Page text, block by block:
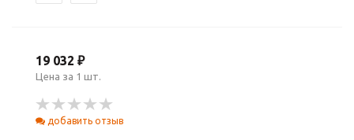
19 032 ₽
Цена за 1 шт.
добавить отзыв